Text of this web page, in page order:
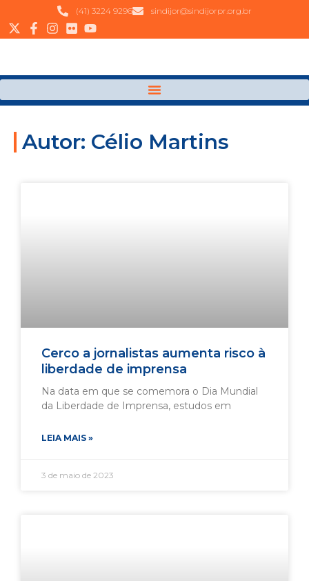
(41) 3224 9296 sindijor@sindijorpr.org.br
Autor: Célio Martins
Cerco a jornalistas aumenta risco à
liberdade de imprensa
Na data em que se comemora o Dia Mundial
da Liberdade de Imprensa, estudos em
LEIA MAIS »
3 de maio de 2023